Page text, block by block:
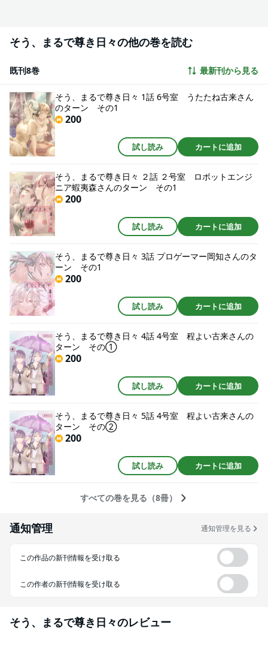
そう、まるで尊き日々の他の巻を読む
既刊8巻 最新刊から見る
そう、まるで尊き日々 1話 6号室 うたたね古来さん
のターン その1
200
試し読み カートに追加
そう、まるで尊き日々 ２話 ２号室 ロボットエンジ
ニア蝦夷森さんのターン その1
200
試し読み カートに追加
そう、まるで尊き日々 3話 プロゲーマー岡知さんのタ
ーン その1
200
試し読み カートに追加
そう、まるで尊き日々 4話 4号室 程よい古来さんの
ターン その①
200
試し読み カートに追加
そう、まるで尊き日々 5話 4号室 程よい古来さんの
ターン その②
200
試し読み カートに追加
すべての巻を見る（8冊）
通知管理 通知管理を見る
この作品の新刊情報を受け取る
この作者の新刊情報を受け取る
そう、まるで尊き日々のレビュー